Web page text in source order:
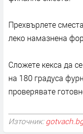
Прехвърлете
леко намазнена
Сложете кекса да
на 180 градуса
проверявате
Източник: